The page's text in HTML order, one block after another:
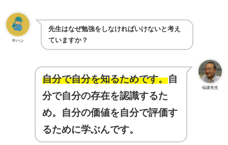
サハシ
先生はなぜ勉強をしなければいけないと考え
ていますか？
仙波先生
自分で自分を知るためです。自
分で自分の存在を認識するた
め。自分の価値を自分で評価す
るために学ぶんです。